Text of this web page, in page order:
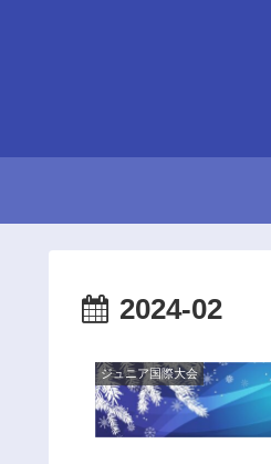
2024-02
ジュニア国際大会